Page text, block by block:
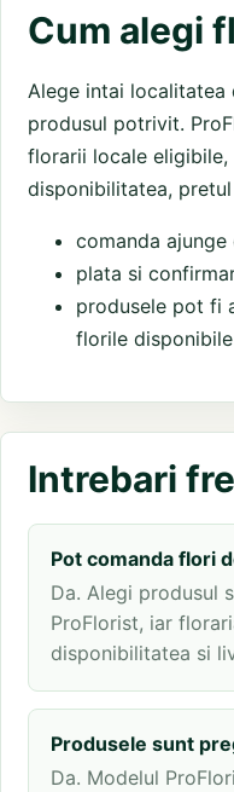
Cum alegi
Alege intai localitatea
produsul potrivit.
florarii locale
disponibilitatea,
comanda
plata si
produsele pot fi
florile
Intrebari
Pot comanda flori
Da. Alegi produsul
ProFlorist, iar
disponibilitatea si
Produsele sunt
Da. Modelul